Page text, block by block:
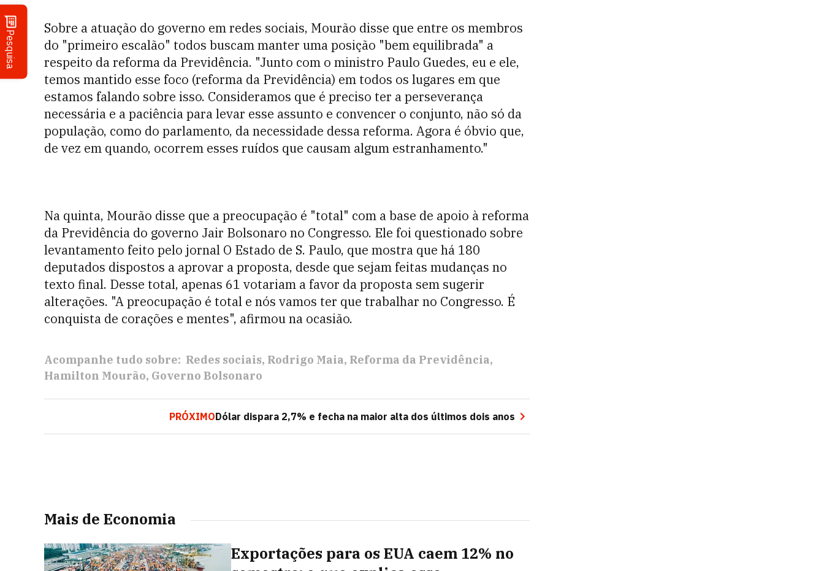
Pesquisa
Sobre a atuação do governo em redes sociais, Mourão disse que entre os membros
do "primeiro escalão" todos buscam manter uma posição "bem equilibrada" a
respeito da reforma da Previdência. "Junto com o ministro Paulo Guedes, eu e ele,
temos mantido esse foco (reforma da Previdência) em todos os lugares em que
estamos falando sobre isso. Consideramos que é preciso ter a perseverança
necessária e a paciência para levar esse assunto e convencer o conjunto, não só da
população, como do parlamento, da necessidade dessa reforma. Agora é óbvio que,
de vez em quando, ocorrem esses ruídos que causam algum estranhamento."
Na quinta, Mourão disse que a preocupação é "total" com a base de apoio à reforma
da Previdência do governo Jair Bolsonaro no Congresso. Ele foi questionado sobre
levantamento feito pelo jornal O Estado de S. Paulo, que mostra que há 180
deputados dispostos a aprovar a proposta, desde que sejam feitas mudanças no
texto final. Desse total, apenas 61 votariam a favor da proposta sem sugerir
alterações. "A preocupação é total e nós vamos ter que trabalhar no Congresso. É
conquista de corações e mentes", afirmou na ocasião.
Acompanhe tudo sobre: Redes sociais Rodrigo Maia Reforma da Previdência
Hamilton Mourão Governo Bolsonaro
PRÓXIMODólar dispara 2,7% e fecha na maior alta dos últimos dois anos
Mais de Economia
Exportações para os EUA caem 12% no